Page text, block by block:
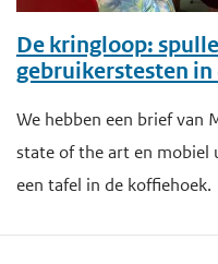
De kringloop:
gebruikerstesten
We hebben een brief van
state of the art en mobiel
een tafel in de koffiehoek.